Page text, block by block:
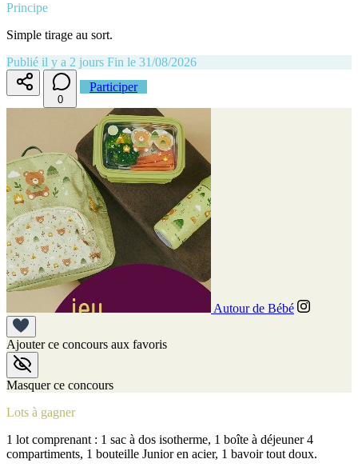
Principe
Simple tirage au sort.
Publié il y a 2 jours Fin le 31/08/2026
0
Participer
Autour de Bébé
Ajouter ce concours aux favoris
Masquer ce concours
Lots à gagner
1 lot comprenant : 1 sac à dos isotherme, 1 boîte à déjeuner 4
compartiments, 1 bouteille Junior en acier, 1 bavoir tout doux.